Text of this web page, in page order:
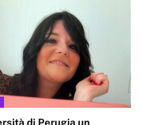
di Perugia un